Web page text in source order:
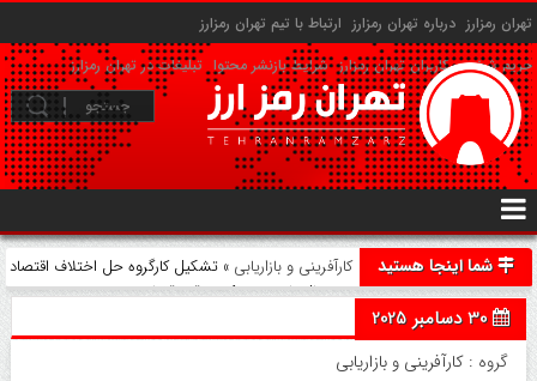
تهران رمزارز درباره تهران رمزارز ارتباط با تیم تهران رمزارز
حریم شخصی کاربران تهران رمزارز شرایط بازنشر محتوا تبلیغات در تهران رمزارز
شما اینجا هستید کارآفرینی و بازاریابی » تشکیل کارگروه حل اختلاف اقتصاد
دیجیتال با دستور رئیس قوه قضاییه
30 دسامبر 2025
گروه :کارآفرینی و بازاریابی